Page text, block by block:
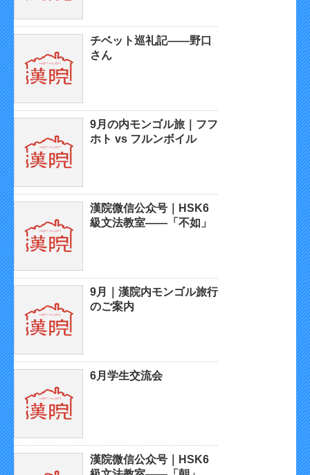
チベット巡礼記——野口
さん
9月の内モンゴル旅｜フフ
ホト vs フルンボイル
漢院微信公众号｜HSK6
級文法教室——「不如」
9月｜漢院内モンゴル旅行
のご案内
6月学生交流会
漢院微信公众号｜HSK6